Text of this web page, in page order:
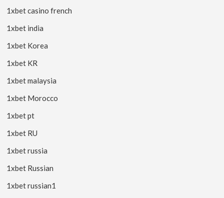
1xbet casino french
1xbet india
1xbet Korea
1xbet KR
1xbet malaysia
1xbet Morocco
1xbet pt
1xbet RU
1xbet russia
1xbet Russian
1xbet russian1